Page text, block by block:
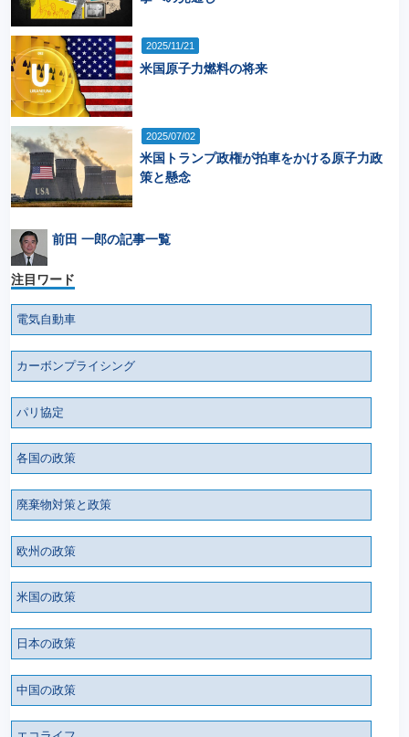
2025/11/21
米国原子力燃料の将来
2025/07/02
米国トランプ政権が拍車をかける原子力政
策と懸念
前田 一郎の記事一覧
注目ワード
電気自動車
カーボンプライシング
パリ協定
各国の政策
廃棄物対策と政策
欧州の政策
米国の政策
日本の政策
中国の政策